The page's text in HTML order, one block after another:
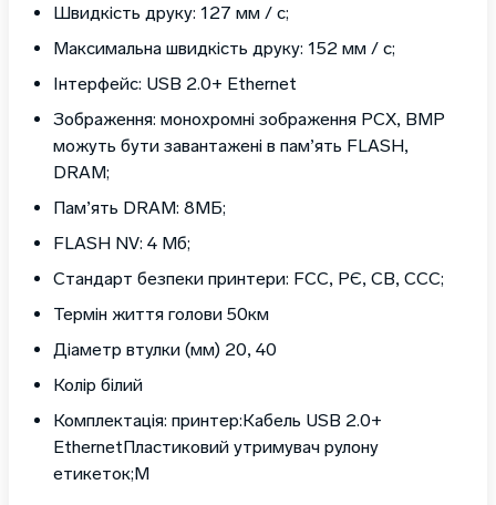
Швидкість друку: 127 мм / с;
Максимальна швидкість друку: 152 мм / с;
Інтерфейс: USB 2.0+ Ethernet
Зображення: монохромні зображення PCX, BMP
можуть бути завантажені в пам’ять FLASH,
DRAM;
Пам’ять DRAM: 8МБ;
FLASH NV: 4 Мб;
Стандарт безпеки принтери: FCC, РЄ, СВ, ССС;
Термін життя голови 50км
Діаметр втулки (мм) 20, 40
Колір білий
Комплектація: принтер:Кабель USB 2.0+
EthernetПластиковий утримувач рулону
етикеток;М